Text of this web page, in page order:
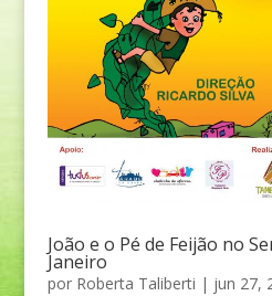
João e o Pé de Feijão no
Janeiro
por Roberta Taliberti | jun 27,